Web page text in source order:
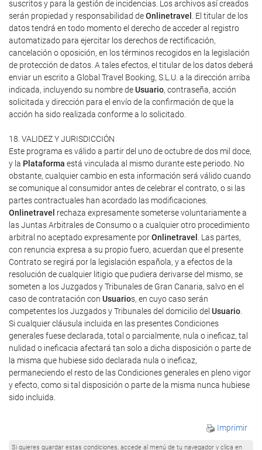
suscritos y para la gestión de incidencias. Los archivos así creados
serán propiedad y responsabilidad deOnlinetravel
. El titular de los
datos tendrá en todo momento el derecho de acceder al registro
automatizado para ejercitar los derechos de rectificación,
cancelación o oposición, en los términos recogidos en la legislación
de protección de datos. A tales efectos, el titular de los datos deberá
enviar un escrito a Global Travel Booking, S.L.U. a la dirección arriba
indicada, incluyendo su nombre deUsuario, contraseña, acción
solicitada y dirección para el envío de la confirmación de que la
acción ha sido realizada conforme a lo solicitado.
18. VALIDEZ Y JURISDICCIÓN
Este programa es válido a partir del uno de octubre de dos mil doce,
y la Plataforma está vinculada al mismo durante este periodo. No
obstante, cualquier cambio en esta información será válido cuando
se comunique al consumidor antes de celebrar el contrato, o si las
partes contractuales han acordado las modificaciones.
Onlinetravel rechaza expresamente someterse voluntariamente a
las Juntas Arbitrales de Consumo o a cualquier otro procedimiento
arbitral no aceptado expresamente porOnlinetravel
. Las partes,
con renuncia expresa a su propio fuero, acuerdan que el presente
Contrato se regirá por la legislación española, y a efectos de la
resolución de cualquier litigio que pudiera derivarse del mismo, se
someten a los Juzgados y Tribunales de Gran Canaria, salvo en el
caso de contratación con Usuarios, en cuyo caso serán
competentes los Juzgados y Tribunales del domicilio del Usuario
Si cualquier cláusula incluida en las presentes Condiciones
generales fuese declarada, total o parcialmente, nula o ineficaz, tal
nulidad o ineficacia afectará tan solo a dicha disposición o parte de
la misma que hubiese sido declarada nula o ineficaz,
permaneciendo el resto de las Condiciones generales en pleno vigor
y efecto, como si tal disposición o parte de la misma nunca hubiese
sido incluida.
Imprimir
Si quieres guardar estas condiciones, accede al menú de tu navegador y clica en